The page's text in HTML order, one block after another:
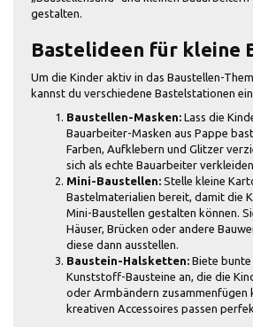
gestalten.
Bastelideen für kleine
Um die Kinder aktiv in das Baustellen-
kannst du verschiedene Bastelstationen
Baustellen-Masken: Lass die
Bauarbeiter-Masken aus Pappe
Farben, Aufklebern und Glitzer
sich als echte Bauarbeiter
Mini-Baustellen: Stelle kleine
Bastelmaterialien bereit, damit die
Mini-Baustellen gestalten können.
Häuser, Brücken oder andere
diese dann ausstellen.
Baustein-Halsketten: Biete bunte
Kunststoff-Bausteine an, die die
oder Armbändern zusammenfügen
kreativen Accessoires passen